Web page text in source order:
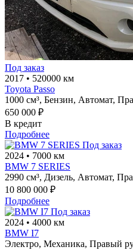
Под заказ
2017 • 520000 км
Toyota Passo
1000 см³, Бензин, Автомат,
650 000 ₽
В кредит
Подробнее
Под заказ
2024 • 7000 км
BMW 7 SERIES
2990 см³, Дизель, Автомат,
10 800 000 ₽
Подробнее
Под заказ
2024 • 4000 км
BMW I7
Электро, Механика, Правый